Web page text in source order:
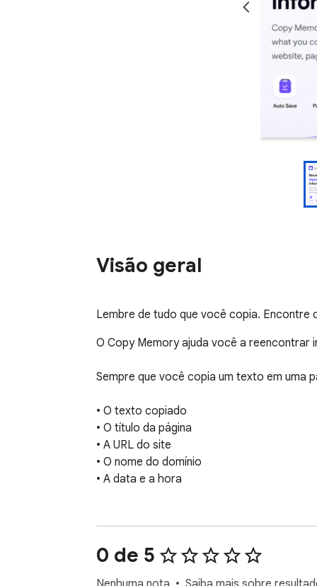
Visão geral
Lembre de tudo que você copia.
O Copy Memory ajuda você a reencontrar
Sempre que você copia um texto em uma
• O texto copiado
• O título da página
• A URL do site
• O nome do domínio
• A data e a hora
Recursos:
• Captura automática de texto copiado
0 de 5